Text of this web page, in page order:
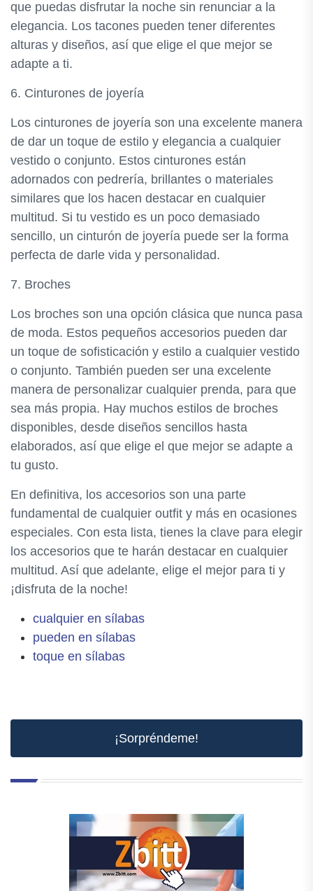
que puedas disfrutar la noche sin renunciar a la
elegancia. Los tacones pueden tener diferentes
alturas y diseños, así que elige el que mejor se
adapte a ti.
6. Cinturones de joyería
Los cinturones de joyería son una excelente manera
de dar un toque de estilo y elegancia a cualquier
vestido o conjunto. Estos cinturones están
adornados con pedrería, brillantes o materiales
similares que los hacen destacar en cualquier
multitud. Si tu vestido es un poco demasiado
sencillo, un cinturón de joyería puede ser la forma
perfecta de darle vida y personalidad.
7. Broches
Los broches son una opción clásica que nunca pasa
de moda. Estos pequeños accesorios pueden dar
un toque de sofisticación y estilo a cualquier vestido
o conjunto. También pueden ser una excelente
manera de personalizar cualquier prenda, para que
sea más propia. Hay muchos estilos de broches
disponibles, desde diseños sencillos hasta
elaborados, así que elige el que mejor se adapte a
tu gusto.
En definitiva, los accesorios son una parte
fundamental de cualquier outfit y más en ocasiones
especiales. Con esta lista, tienes la clave para elegir
los accesorios que te harán destacar en cualquier
multitud. Así que adelante, elige el mejor para ti y
¡disfruta de la noche!
cualquier en sílabas
pueden en sílabas
toque en sílabas
¡Sorpréndeme!